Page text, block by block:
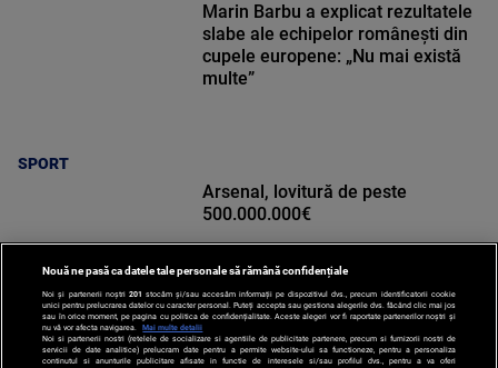
SPORT
Marin Barbu a explicat rezultatele
slabe ale echipelor românești din
cupele europene: „Nu mai există
multe”
SPORT
Arsenal, lovitură de peste
500.000.000€
Nouă ne pasă ca datele tale personale să rămână confidențiale
Noi și partenerii noștri 201 stocăm și/sau accesăm informații pe dispozitivul dvs., precum identificatorii cookie
unici pentru prelucrarea datelor cu caracter personal. Puteți accepta sau gestiona alegerile dvs. făcând clic mai jos
sau în orice moment, pe pagina cu politica de confidențialitate. Aceste alegeri vor fi raportate partenerilor noștri și
nu vă vor afecta navigarea.
Mai multe detalii
Noi si partenerii nostri (retelele de socializare si agentiile de publicitate partenere, precum si furnizorii nostri de
servicii de date analitice) prelucram date pentru a permite website-ului sa functioneze, pentru a personaliza
continutul si anunturile publicitare afisate in functie de interesele si/sau profilul dvs., pentru a va oferi